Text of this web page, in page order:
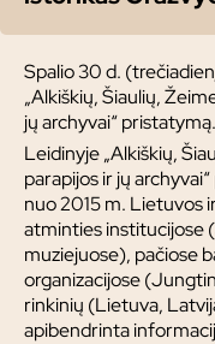
Spalio 30 d.
„Alkiškių, Šiaulių,
jų archyvai“ pristatymą.
Leidinyje „Alkiškių,
parapijos ir jų
nuo 2015 m. Lietuvos
atminties institucijose
muziejuose), pačiose
organizacijose
rinkinių (Lietuva,
apibendrinta